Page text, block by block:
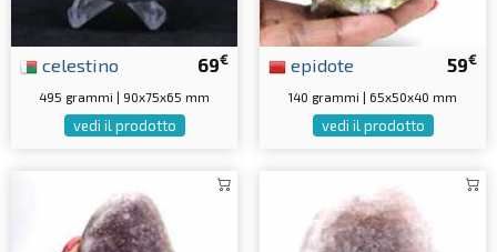
69€
celestino
495 grammi | 90x75x65 mm
vedi il prodotto
59€
epidote
140 grammi | 65x50x40 mm
vedi il prodotto